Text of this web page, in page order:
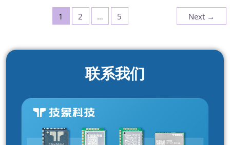
1 2 … 5 Next →
联系我们